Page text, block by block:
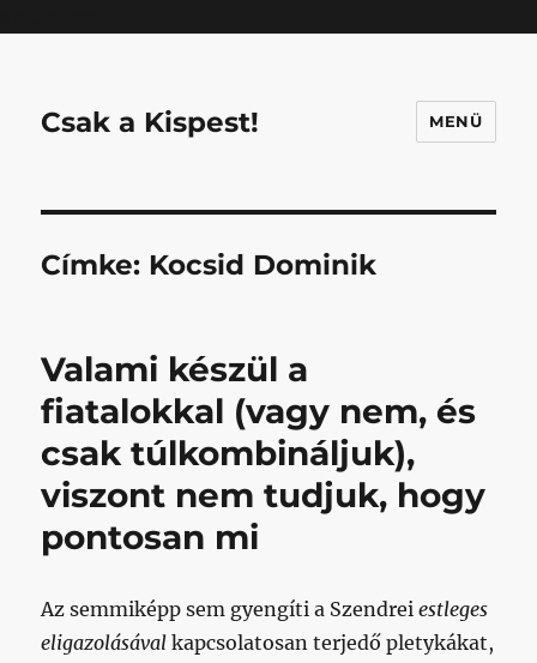
Csak a Kispest! MENÜ
Címke: Kocsid Dominik
Valami készül a
fiatalokkal (vagy nem, és
csak túlkombináljuk),
viszont nem tudjuk, hogy
pontosan mi
Az semmiképp sem gyengíti a Szendreiestleges
eligazolásával kapcsolatosan terjedő pletykákat,